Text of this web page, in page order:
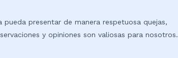
presentar de manera respetuosa quejas,
y opiniones son valiosas para nosotros.